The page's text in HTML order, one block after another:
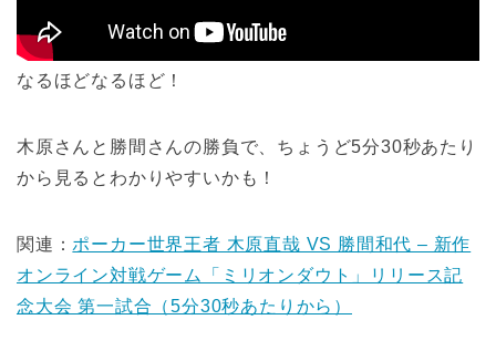
なるほどなるほど！
木原さんと勝間さんの勝負で、ちょうど5分30秒あたり
から見るとわかりやすいかも！
関連： ポーカー世界王者 木原直哉 VS 勝間和代 – 新作
オンライン対戦ゲーム「ミリオンダウト」リリース記
念大会 第一試合（5分30秒あたりから）